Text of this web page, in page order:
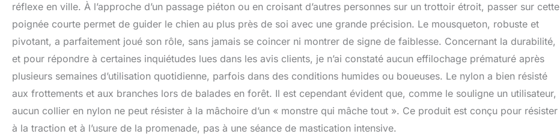
réflexe en ville. À l’approche d’un passage piéton ou en croisant d’autres personnes sur un trottoir étroit, passer sur cette
poignée courte permet de guider le chien au plus près de soi avec une grande précision. Le mousqueton, robuste et
pivotant, a parfaitement joué son rôle, sans jamais se coincer ni montrer de signe de faiblesse. Concernant la durabilité,
et pour répondre à certaines inquiétudes lues dans les avis clients, je n’ai constaté aucun effilochage prématuré après
plusieurs semaines d’utilisation quotidienne, parfois dans des conditions humides ou boueuses. Le nylon a bien résisté
aux frottements et aux branches lors de balades en forêt. Il est cependant évident que, comme le souligne un utilisateur,
aucun collier en nylon ne peut résister à la mâchoire d’un « monstre qui mâche tout ». Ce produit est conçu pour résister
à la traction et à l’usure de la promenade, pas à une séance de mastication intensive.